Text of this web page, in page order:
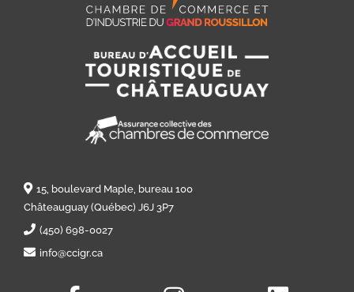
15, boulevard Maple, bureau 100
Châteauguay (Québec) J6J 3P7
(450) 698-0027
info@ccigr.ca